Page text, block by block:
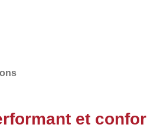
et